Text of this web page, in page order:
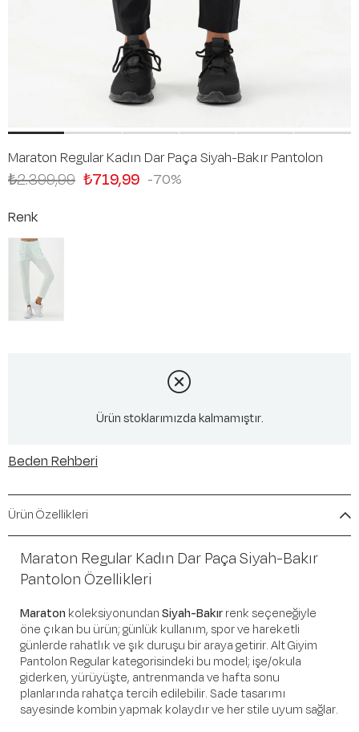
Maraton Regular Kadın Dar Paça Siyah-Bakır Pantolon
70
₺2.399,99 ₺719,99
Renk
Ürün stoklarımızda kalmamıştır.
Beden Rehberi
Ürün Özellikleri
Maraton Regular Kadın Dar Paça Siyah-Bakır
Pantolon Özellikleri
Maraton koleksiyonundanSiyah-Bakırrenk seçeneğiyle
öne çıkan bu ürün; günlük kullanım, spor ve hareketli
günlerde rahatlık ve şık duruşu bir araya getirir. Alt Giyim
Pantolon Regular kategorisindeki bu model; işe/okula
giderken, yürüyüşte, antrenmanda ve hafta sonu
planlarında rahatça tercih edilebilir. Sade tasarımı
sayesinde kombin yapmak kolaydır ve her stile uyum sağlar.